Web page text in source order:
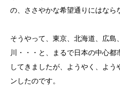
の、ささやかな希望通りにはなら
そうやって、東京、北海道、広
川・・・と、まるで日本の中心
してきましたが、ようやく、よ
ンしたのです。